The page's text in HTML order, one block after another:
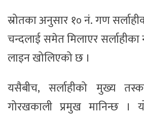
स्रोतका अनुसार १० नं. गण
चन्दलाई समेत मिलाएर
लाइन खोलिएको छ ।
यसैबीच, सर्लाहीको मुख्य
गोरखकाली प्रमुख मानिन्छ ।